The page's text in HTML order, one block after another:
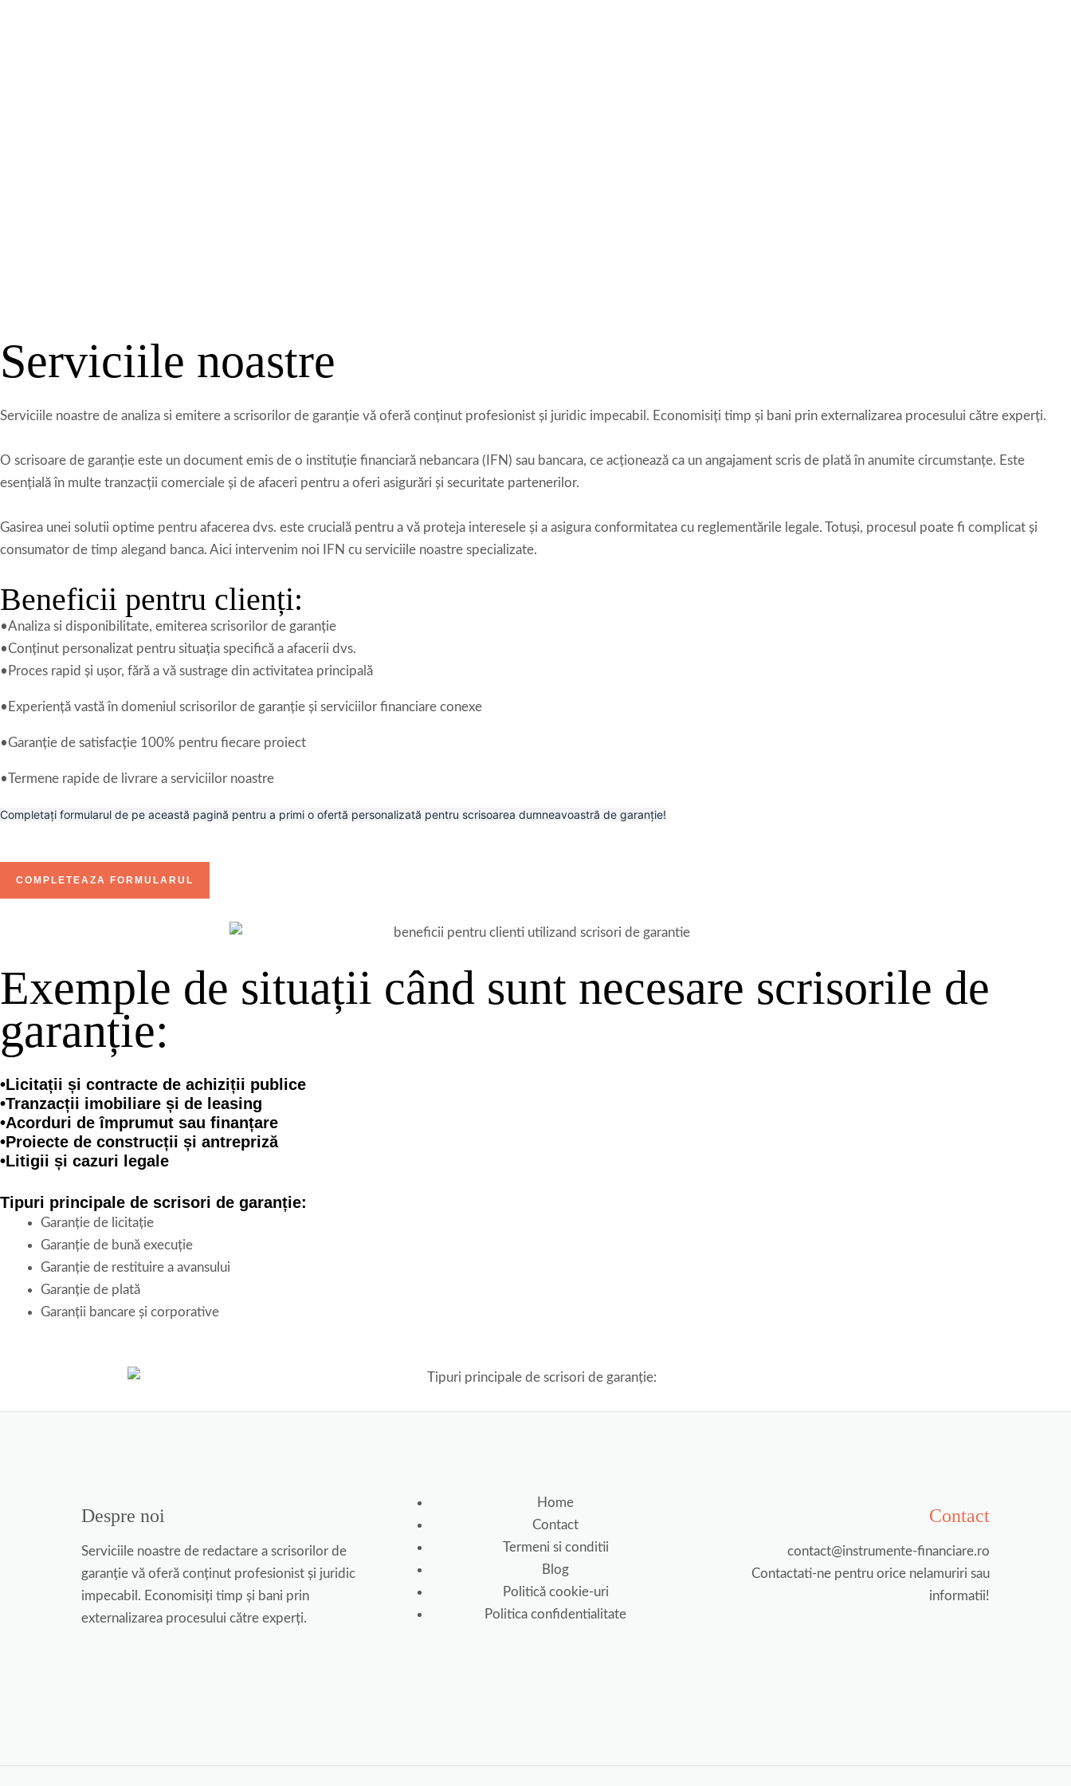
Serviciile noastre
Serviciile noastre de analiza si emitere a scrisorilor de garanție vă oferă conținut profesionist și juridic impecabil. Economisiți timp și bani prin externalizarea procesului către experți.
O scrisoare de garanție este un document emis de o instituție financiară nebancara (IFN) sau bancara, ce acționează ca un angajament scris de plată în anumite circumstanțe. Este
esențială în multe tranzacții comerciale și de afaceri pentru a oferi asigurări și securitate partenerilor.
Gasirea unei solutii optime pentru afacerea dvs. este crucială pentru a vă proteja interesele și a asigura conformitatea cu reglementările legale. Totuși, procesul poate fi complicat și
consumator de timp alegand banca. Aici intervenim noi IFN cu serviciile noastre specializate.
Beneficii pentru clienți:
•Analiza si disponibilitate, emiterea scrisorilor de garanție
•Conținut personalizat pentru situația specifică a afacerii dvs.
•Proces rapid și ușor, fără a vă sustrage din activitatea principală
• Experiență vastă în domeniul scrisorilor de garanție și serviciilor financiare conexe
•Garanție de satisfacție 100% pentru fiecare proiect
•Termene rapide de livrare a serviciilor noastre
Completați formularul de pe această pagină pentru a primi o ofertă personalizată pentru scrisoarea dumneavoastră de garanție!
COMPLETEAZA FORMULARUL
Exemple de situații când sunt necesare scrisorile de
garanție:
•Licitații și contracte de achiziții publice
•Tranzacții imobiliare și de leasing
•Acorduri de împrumut sau finanțare
•Proiecte de construcții și antrepriză
•Litigii și cazuri legale
Tipuri principale de scrisori de garanție:
Garanție de licitație
Garanție de bună execuție
Garanție de restituire a avansului
Garanție de plată
Garanții bancare și corporative
Despre noi
Serviciile noastre de redactare a scrisorilor de
garanție vă oferă conținut profesionist și juridic
impecabil. Economisiți timp și bani prin
externalizarea procesului către experți.
Home
Contact
Termeni si conditii
Blog
Politică cookie-uri
Politica confidentialitate
Contact
contact@instrumente-financiare.ro
Contactati-ne pentru orice nelamuriri sau
informatii!